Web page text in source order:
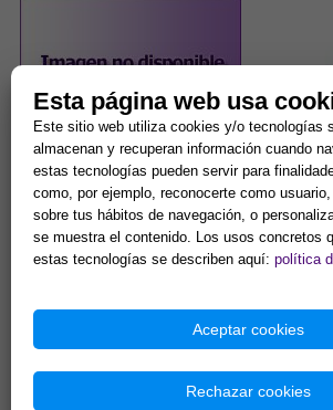
PENDIENTES ACERO DORADO
OJOS TURCOS COLOR LILA
CON PESTAÑAS BRILLANTES
(PARA
Manipura,
chakra del
encuentra
Esta página web usa
Este sitio web utiliza cookies y/o tecnologías
almacenan y recuperan información cuando
estas tecnologías pueden servir para
como, por ejemplo, reconocerte como
sobre tus hábitos de navegación, o
se muestra el contenido. Los usos concretos
estas tecnologías se describen aquí: política
Aceptar cookies
Rechazar cookies